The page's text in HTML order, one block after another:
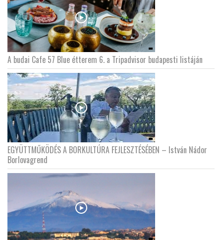
A budai Cafe 57 Blue étterem 6. a Tripadvisor budapesti listáján
EGYÜTTMŰKÖDÉS A BORKULTÚRA FEJLESZTÉSÉBEN – István Nádor
Borlovagrend